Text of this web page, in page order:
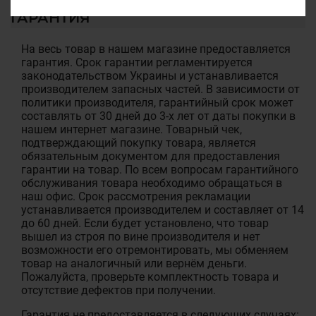
ГАРАНТИЯ
На весь товар в нашем магазине предоставляется
гарантия. Срок гарантии регламентируется
законодательством Украины и устанавливается
производителем запасных частей. В зависимости от
политики производителя, гарантийный срок может
составлять от 30 дней до 3-х лет от даты покупки в
нашем интернет магазине. Товарный чек,
подтверждающий покупку товара, является
обязательным документом для предоставления
гарантии на товар. По всем вопросам гарантийного
обслуживания товара необходимо обращаться в
наш офис. Срок рассмотрения рекламации
устанавливается производителем и составляет от 14
до 60 дней. Если будет установлено, что товар
вышел из строя по вине производителя и нет
возможности его отремонтировать, мы обменяем
товар на аналогичный или вернём деньги.
Пожалуйста, проверьте комплектность товара и
отсутствие дефектов при получении.